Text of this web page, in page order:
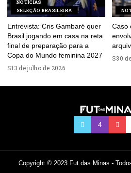
NOTÍCIAS
SELEÇÃO BRASILEIRA
Entrevista: Cris Gambaré quer
Brasil jogando em casa na reta
final de preparação para a
Copa do Mundo feminina 2027
13 de julho de 2026
Caso
30
Copyright © 2023 Fut das Minas -